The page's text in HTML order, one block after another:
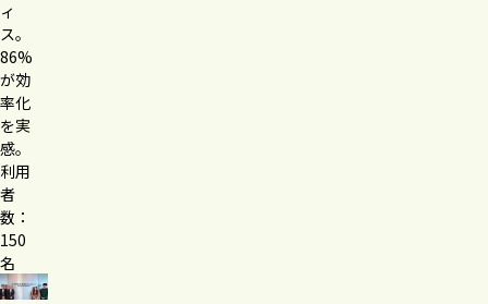
ィ
ス。
86%
が効
率化
を実
感。
利用
者
数：
150
名